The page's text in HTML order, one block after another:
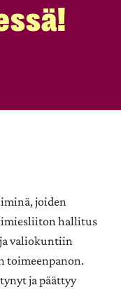
joiden
hallitus
valiokuntiin
toimeenpanon.
ja päättyy